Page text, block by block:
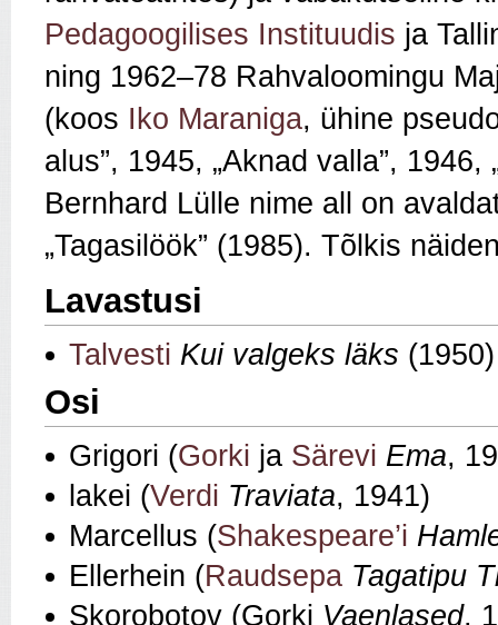
Pedagoogilises Instituudis ja
ning 1962–78 Rahvaloomingu
(koos Iko Maraniga, ühine
alus”, 1945, „Aknad valla”,
Bernhard Lülle nime all on
„Tagasilöök” (1985). Tõlkis
Lavastusi
Talvesti Kui valgeks läks (1950)
Osi
Grigori (Gorki ja Särevi Ema,
lakei (Verdi Traviata, 1941)
Marcellus (Shakespeare’i
Ellerhein (Raudsepa Tagatipu
Skorobotov (Gorki Vaenlased,